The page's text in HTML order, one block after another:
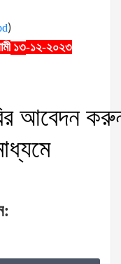
)
১৩-১২-২০২৩
আবেদন
: